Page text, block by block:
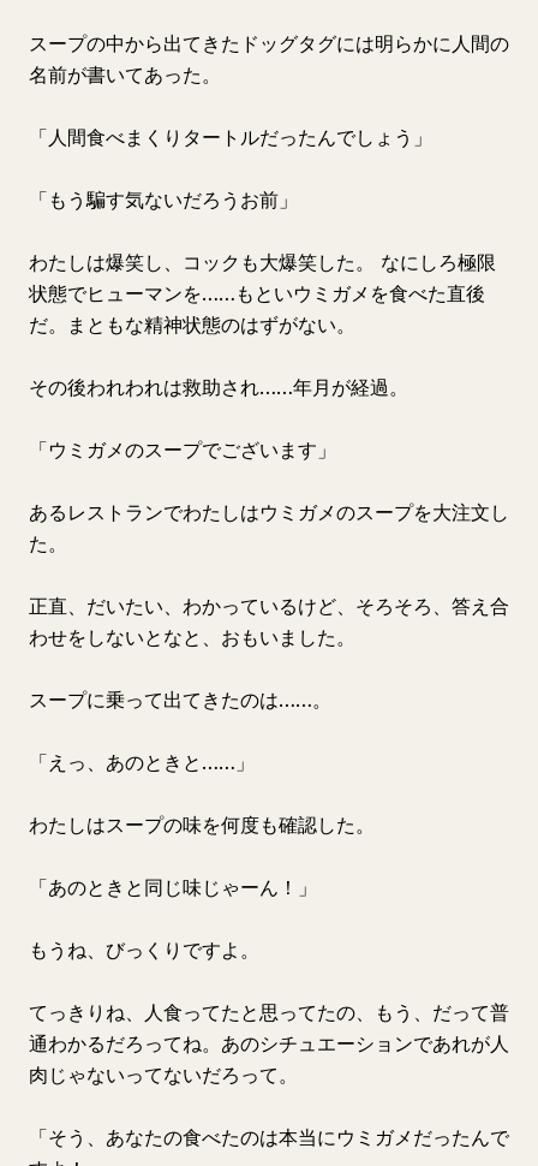
スープの中から出てきたドッグタグには明らかに人間の
名前が書いてあった。
「人間食べまくりタートルだったんでしょう」
「もう騙す気ないだろうお前」
わたしは爆笑し、コックも大爆笑した。 なにしろ極限
状態でヒューマンを……もといウミガメを食べた直後
だ。まともな精神状態のはずがない。
その後われわれは救助され……年月が経過。
「ウミガメのスープでございます」
あるレストランでわたしはウミガメのスープを大注文し
た。
正直、だいたい、わかっているけど、そろそろ、答え合
わせをしないとなと、おもいました。
スープに乗って出てきたのは……。
「えっ、あのときと……」
わたしはスープの味を何度も確認した。
「あのときと同じ味じゃーん！」
もうね、びっくりですよ。
てっきりね、人食ってたと思ってたの、もう、だって普
通わかるだろってね。あのシチュエーションであれが人
肉じゃないってないだろって。
「そう、あなたの食べたのは本当にウミガメだったんで